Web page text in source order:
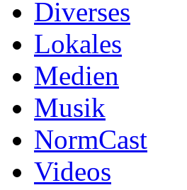
Diverses
Lokales
Medien
Musik
NormCast
Videos